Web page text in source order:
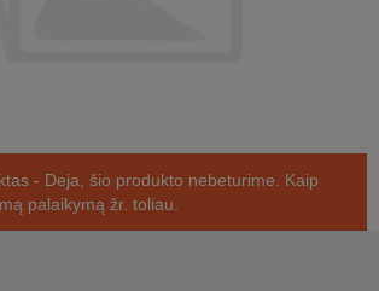
- Deja, šio produkto nebeturime. Kaip
palaikymą žr. toliau.